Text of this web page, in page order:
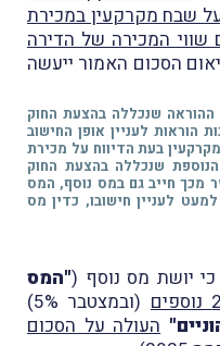
שבח מקרקעין במכירת
המכירה של הדירה
הסכום האמור ייעשה
שנכללה בהצעת החוק
לעניין אופן החישוב
בעת הדיווח על מכירת
שנכללה בהצעת החוק
מכך חייב גם במס נוסף, המס
לעניין חישובו, כדין מס
יושת מס נוסף ("המס
(ובמצטבר 5%)
העולה על הסכום